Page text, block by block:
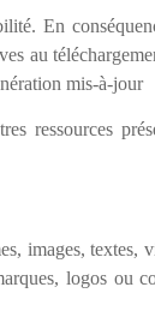
En
au
mis-à-jour
ressources
images, textes,
logos ou